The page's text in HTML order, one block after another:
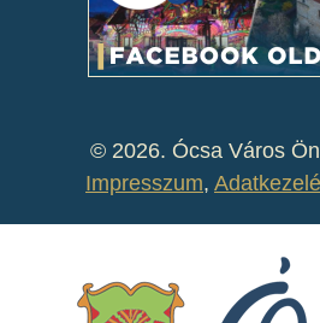
© 2026. Ócsa Város
Impresszum,